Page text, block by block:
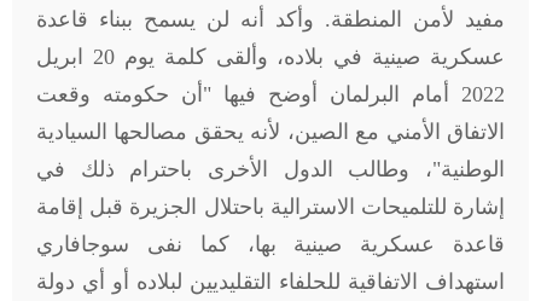
مفيد لأمن المنطقة. وأكد أنه لن يسمح ببناء قاعدة
عسكرية صينية في بلاده، وألقى كلمة يوم 20 ابريل
2022 أمام البرلمان أوضح فيها "أن حكومته وقعت
الاتفاق الأمني مع الصين، لأنه يحقق مصالحها السيادية
الوطنية"، وطالب الدول الأخرى باحترام ذلك في
إشارة للتلميحات الاسترالية باحتلال الجزيرة قبل إقامة
قاعدة عسكرية صينية بها، كما نفى سوجافاري
استهداف الاتفاقية للحلفاء التقليديين لبلاده أو أي دولة